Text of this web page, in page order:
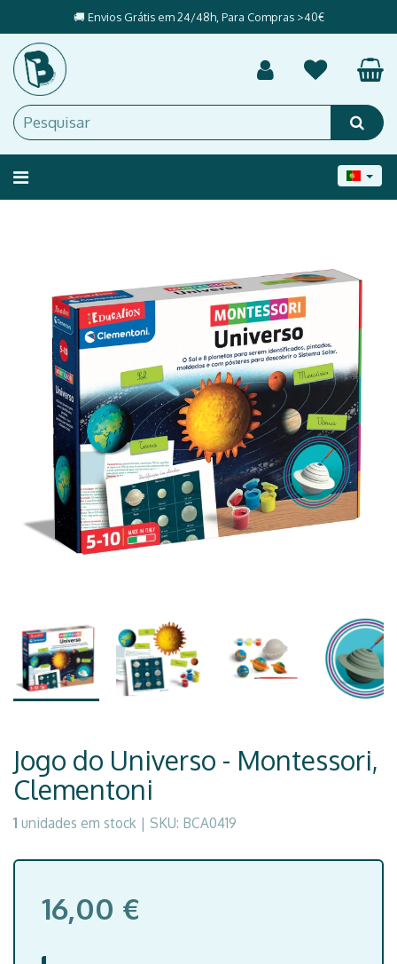
🚚 Envios Grátis em 24/48h, Para Compras >40€
Alternar
Jogo do Universo - Montessori,
Clementoni
1 unidades em stock | SKU: BCA0419
16,00 €